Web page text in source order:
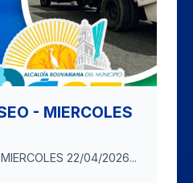
- MIERCOLES
22/04/2026...